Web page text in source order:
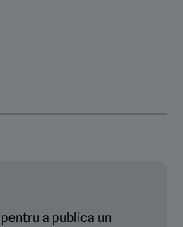
pentru a publica un